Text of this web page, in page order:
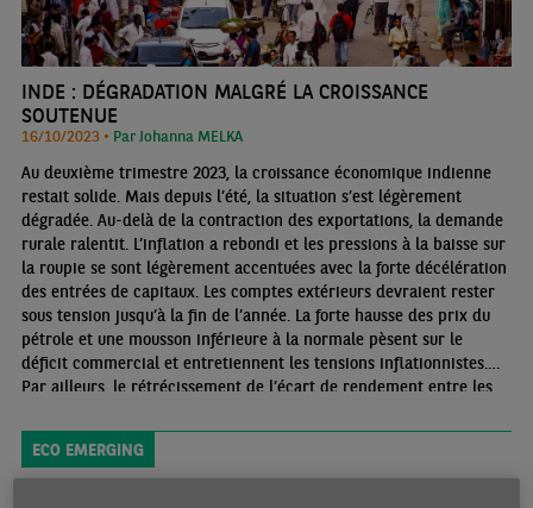
INDE : DÉGRADATION MALGRÉ LA CROISSANCE
SOUTENUE
16/10/2023 • Par Johanna MELKA
Au deuxième trimestre 2023, la croissance économique indienne
restait solide. Mais depuis l’été, la situation s’est légèrement
dégradée. Au-delà de la contraction des exportations, la demande
rurale ralentit. L’inflation a rebondi et les pressions à la baisse sur
la roupie se sont légèrement accentuées avec la forte décélération
des entrées de capitaux. Les comptes extérieurs devraient rester
sous tension jusqu’à la fin de l’année. La forte hausse des prix du
pétrole et une mousson inférieure à la normale pèsent sur le
déficit commercial et entretiennent les tensions inflationnistes.
Par ailleurs, le rétrécissement de l’écart de rendement entre les
portefeuille
ECO EMERGING